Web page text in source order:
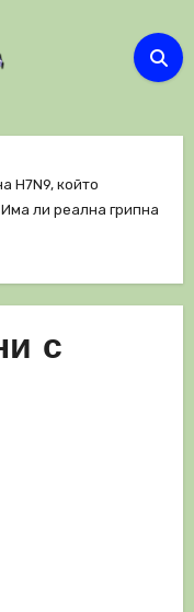
H7N9, който
ли реална грипна
с